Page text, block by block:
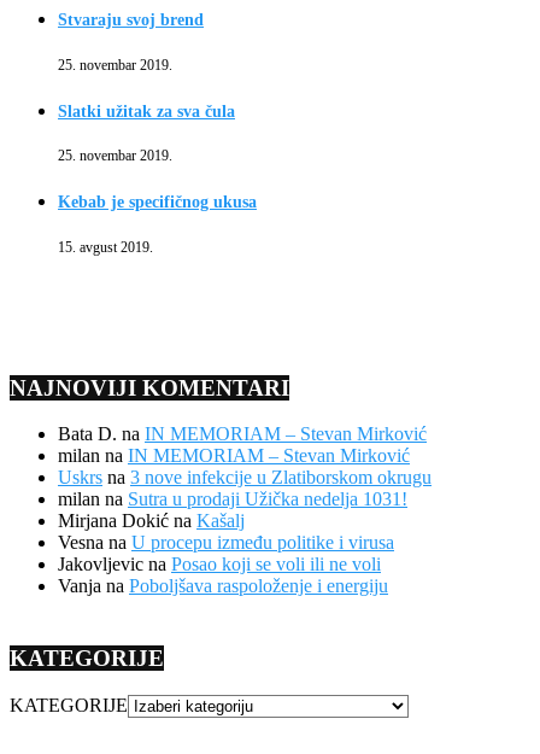
Stvaraju svoj brend
25. novembar 2019.
Slatki užitak za sva čula
25. novembar 2019.
Kebab je specifičnog ukusa
15. avgust 2019.
NAJNOVIJI KOMENTARI
Bata D. na IN MEMORIAM – Stevan Mirković
milan na IN MEMORIAM – Stevan Mirković
Uskrs na 3 nove infekcije u Zlatiborskom okrugu
milan na Sutra u prodaji Užička nedelja 1031!
Mirjana Dokić na Kašalj
Vesna na U procepu između politike i virusa
Jakovljevic na Posao koji se voli ili ne voli
Vanja na Poboljšava raspoloženje i energiju
KATEGORIJE
KATEGORIJE